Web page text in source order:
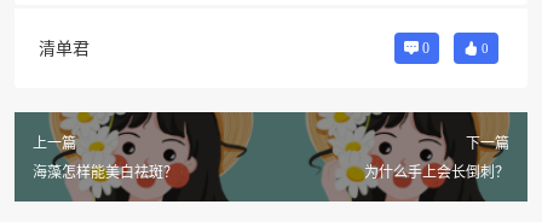
清单君 0 0
上一篇
海藻怎样能美白祛斑？
下一篇
为什么手上会长倒刺？